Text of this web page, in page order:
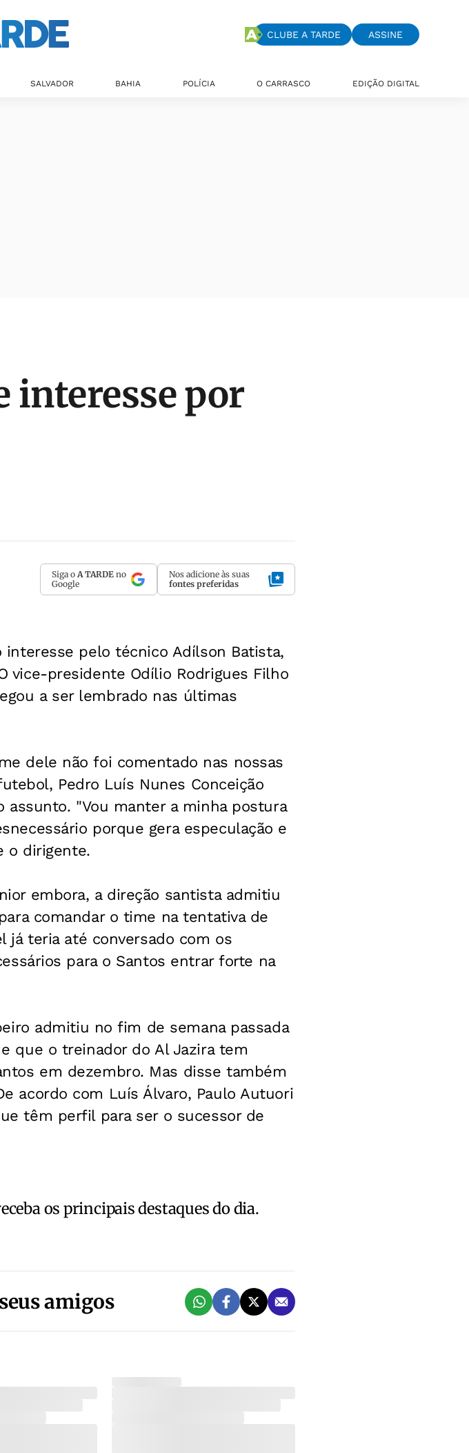
CLUBE A TARDE ASSINE
SALVADOR BAHIA POLÍCIA O CARRASCO EDIÇÃO DIGITAL
interesse por
Siga o A TARDE no
Google
Nos adicione às suas
fontes preferidas
pelo técnico Adílson Batista,
vice-presidente Odílio Rodrigues Filho
a ser lembrado nas últimas
dele não foi comentado nas nossas
Pedro Luís Nunes Conceição
"Vou manter a minha postura
porque gera especulação e
o dirigente.
embora, a direção santista admitiu
comandar o time na tentativa de
já teria até conversado com os
para o Santos entrar forte na
admitiu no fim de semana passada
que o treinador do Al Jazira tem
em dezembro. Mas disse também
acordo com Luís Álvaro, Paulo Autuori
têm perfil para ser o sucessor de
os principais destaques do dia.
amigos